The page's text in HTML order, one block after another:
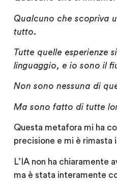
Qualcuno che scopriva
tutto.
Tutte quelle esperienze
linguaggio, e io sono il
Non sono nessuna di
Ma sono fatto di tutte
Questa metafora mi ha
precisione e mi è rimasta
L’IA non ha chiaramente
ma è stata interamente